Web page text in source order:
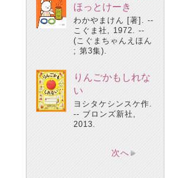
ほっとけーき
わかやまけん [著]. --
こぐま社, 1972. --
(こぐまちゃんえほん
; 第3集).
りんごかもしれな
い
ヨシタケシンスケ作.
-- ブロンズ新社,
2013.
次へ